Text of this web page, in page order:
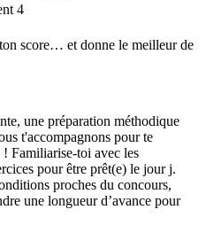
4
score… et donne le meilleur de
une préparation méthodique
t'accompagnons pour te
Familiarise-toi avec les
pour être prêt(e) le jour j.
proches du concours,
une longueur d’avance pour